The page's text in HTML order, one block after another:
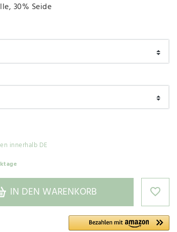
30% Seide
innerhalb DE
IN DEN WARENKORB